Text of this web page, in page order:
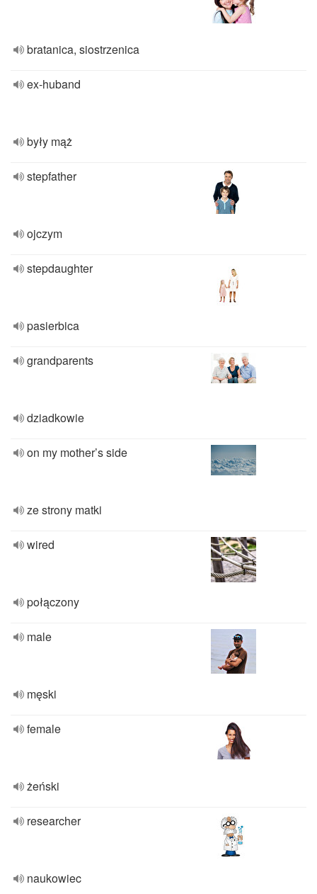
bratanica, siostrzenica
ex-huband
były mąż
stepfather
ojczym
stepdaughter
pasierbica
grandparents
dziadkowie
on my mother’s side
ze strony matki
wired
połączony
male
męski
female
żeński
researcher
naukowiec